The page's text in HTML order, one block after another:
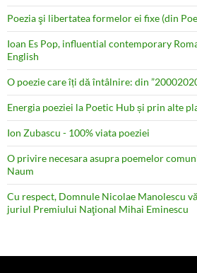
Poezia şi libertatea formelor ei fixe (din
Ioan Es Pop, influential contemporary
English
O poezie care îți dă întâlnire: din
Energia poeziei la Poetic Hub și prin alte
Ion Zubascu - 100% viata poeziei
O privire necesara asupra poemelor
Naum
Cu respect, Domnule Nicolae Manolescu
juriul Premiului Naţional Mihai Eminescu